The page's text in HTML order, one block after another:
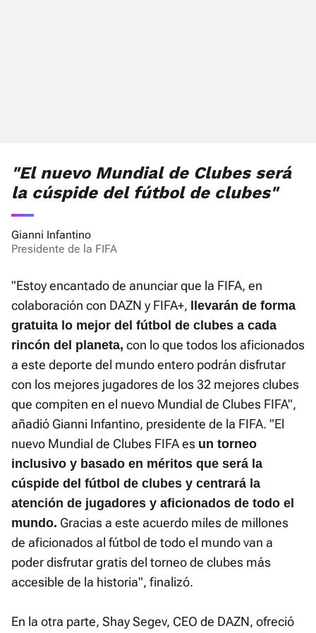
"El nuevo Mundial de Clubes será
la cúspide del fútbol de clubes"
Gianni Infantino
Presidente de la FIFA
"Estoy encantado de anunciar que la FIFA, en
colaboración con DAZN y FIFA+,
llevarán de forma
gratuita lo mejor del fútbol de clubes a cada
rincón del planeta, con lo que todos los aficionados
a este deporte del mundo entero podrán disfrutar
con los mejores jugadores de los 32 mejores clubes
que compiten en el nuevo Mundial de Clubes FIFA",
añadió Gianni Infantino, presidente de la FIFA. "El
nuevo Mundial de Clubes FIFA es un torneo
inclusivo y basado en méritos que será la
cúspide del fútbol de clubes y centrará la
atención de jugadores y aficionados de todo el
mundo. Gracias a este acuerdo miles de millones
de aficionados al fútbol de todo el mundo van a
poder disfrutar gratis del torneo de clubes más
accesible de la historia", finalizó.
En la otra parte, Shay Segev, CEO de DAZN, ofreció